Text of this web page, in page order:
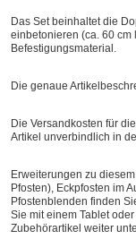
Das Set beinhaltet die
einbetonieren (ca. 60 cm
Befestigungsmaterial.
Die genaue
Die Versandkosten für
Artikel unverbindlich in
Erweiterungen zu
Pfosten), Eckpfosten im
Pfostenblenden finden
Sie mit einem Tablet
Zubehörartikel weiter